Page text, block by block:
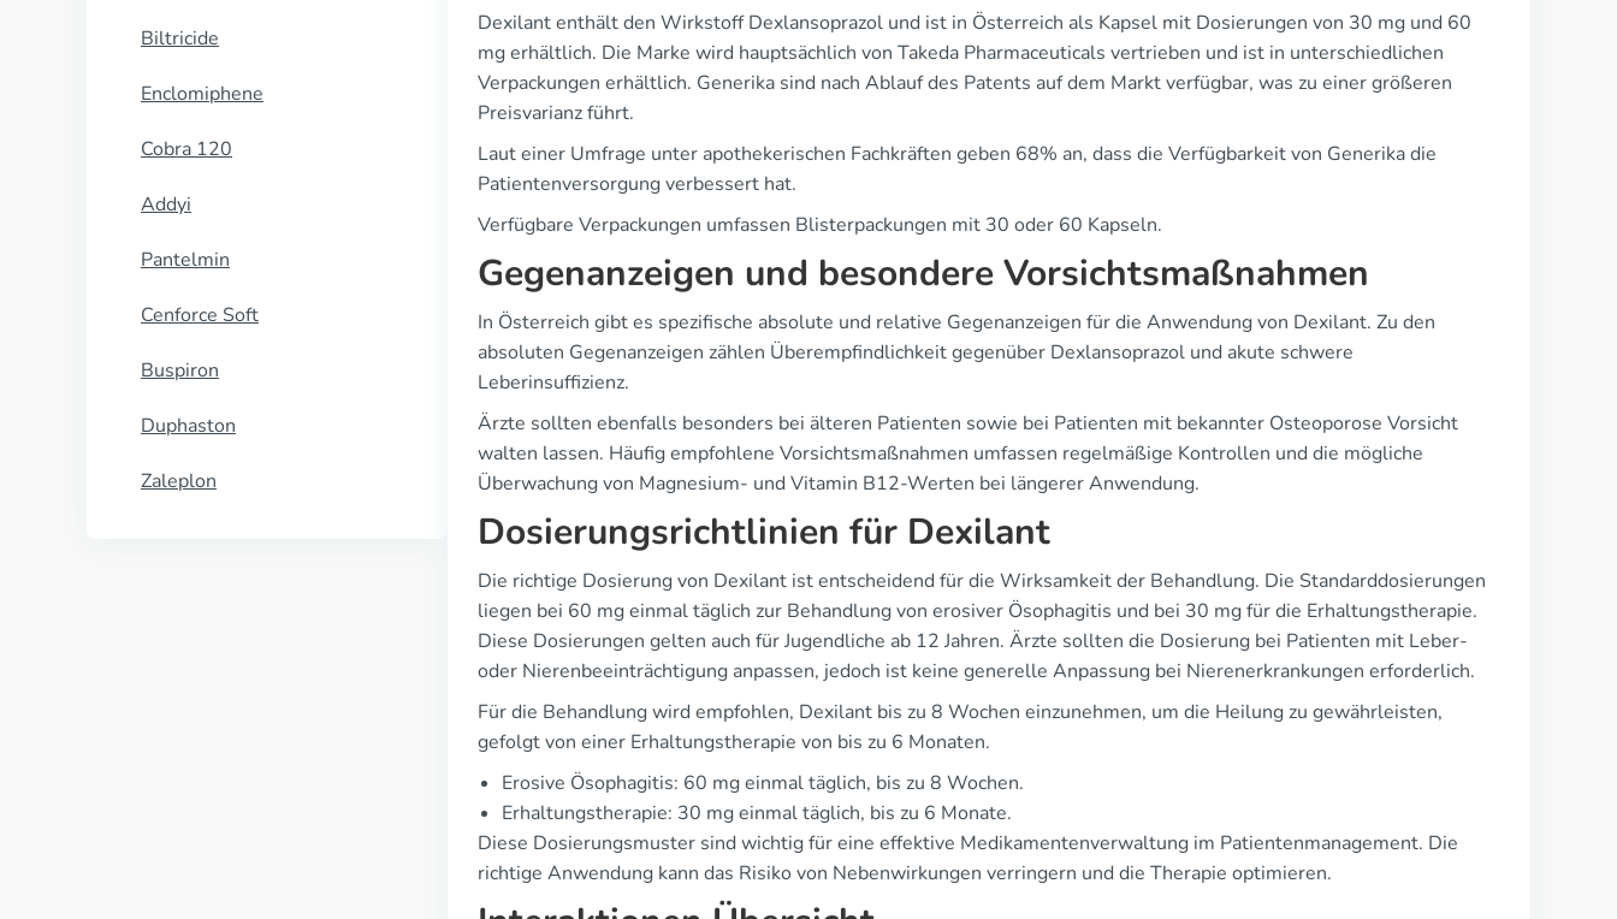
Biltricide
Enclomiphene
Cobra 120
Addyi
Pantelmin
Cenforce Soft
Buspiron
Duphaston
Zaleplon
Dexilant enthält den Wirkstoff Dexlansoprazol und ist in Österreich als Kapsel mit Dosierungen von 30 mg und 60
mg erhältlich. Die Marke wird hauptsächlich von Takeda Pharmaceuticals vertrieben und ist in unterschiedlichen
Verpackungen erhältlich. Generika sind nach Ablauf des Patents auf dem Markt verfügbar, was zu einer größeren
Preisvarianz führt.
Laut einer Umfrage unter apothekerischen Fachkräften geben 68% an, dass die Verfügbarkeit von Generika die
Patientenversorgung verbessert hat.
Verfügbare Verpackungen umfassen Blisterpackungen mit 30 oder 60 Kapseln.
Gegenanzeigen und besondere Vorsichtsmaßnahmen
In Österreich gibt es spezifische absolute und relative Gegenanzeigen für die Anwendung von Dexilant. Zu den
absoluten Gegenanzeigen zählen Überempfindlichkeit gegenüber Dexlansoprazol und akute schwere
Leberinsuffizienz.
Ärzte sollten ebenfalls besonders bei älteren Patienten sowie bei Patienten mit bekannter Osteoporose Vorsicht
walten lassen. Häufig empfohlene Vorsichtsmaßnahmen umfassen regelmäßige Kontrollen und die mögliche
Überwachung von Magnesium- und Vitamin B12-Werten bei längerer Anwendung.
Dosierungsrichtlinien für Dexilant
Die richtige Dosierung von Dexilant ist entscheidend für die Wirksamkeit der Behandlung. Die Standarddosierungen
liegen bei 60 mg einmal täglich zur Behandlung von erosiver Ösophagitis und bei 30 mg für die Erhaltungstherapie.
Diese Dosierungen gelten auch für Jugendliche ab 12 Jahren. Ärzte sollten die Dosierung bei Patienten mit Leber-
oder Nierenbeeinträchtigung anpassen, jedoch ist keine generelle Anpassung bei Nierenerkrankungen erforderlich.
Für die Behandlung wird empfohlen, Dexilant bis zu 8 Wochen einzunehmen, um die Heilung zu gewährleisten,
gefolgt von einer Erhaltungstherapie von bis zu 6 Monaten.
Erosive Ösophagitis: 60 mg einmal täglich, bis zu 8 Wochen.
Erhaltungstherapie: 30 mg einmal täglich, bis zu 6 Monate.
Diese Dosierungsmuster sind wichtig für eine effektive Medikamentenverwaltung im Patientenmanagement. Die
richtige Anwendung kann das Risiko von Nebenwirkungen verringern und die Therapie optimieren.